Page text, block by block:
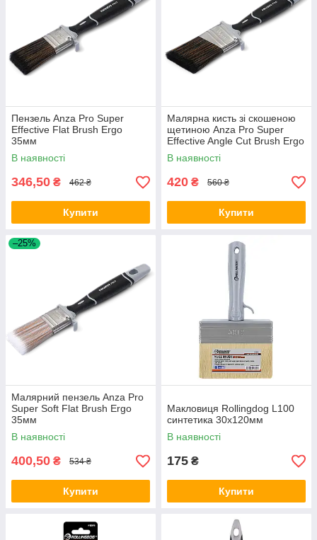
Пензель Anza Pro Super
Effective Flat Brush Ergo
35мм
В наявності
346,50 ₴ 462 ₴
Купити
Малярна кисть зі скошеною
щетиною Anza Pro Super
Effective Angle Cut Brush Ergo
35мм
В наявності
420 ₴ 560 ₴
Купити
–25%
Малярний пензель Anza Pro
Super Soft Flat Brush Ergo
35мм
В наявності
400,50 ₴ 534 ₴
Купити
Макловиця Rollingdog L100
синтетика 30х120мм
В наявності
175 ₴
Купити